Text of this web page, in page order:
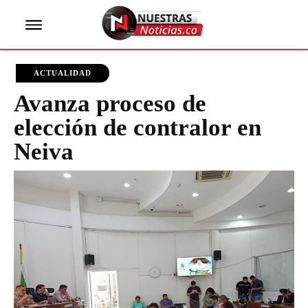
ACTUALIDAD
Avanza proceso de
elección de contralor en
Neiva